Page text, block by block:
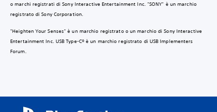
o marchi registrati di Sony Interactive Entertainment Inc. "SONY" è un marchio
registrato di Sony Corporation.
"Heighten Your Senses" è un marchio registrato o un marchio di Sony Interactive
Entertainment Inc. USB Type-C® è un marchio registrato di USB Implementers
Forum.